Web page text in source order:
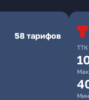
58 тарифов
ТТК